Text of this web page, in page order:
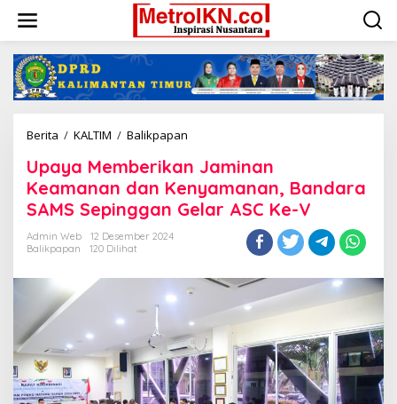
konten
Berita / KALTIM / Balikpapan
Jaminan
Keamanan
dan
Kenyamanan,
Gelar
ASC
V
Upaya Memberikan Jaminan
Keamanan dan Kenyamanan, Bandara
SAMS Sepinggan Gelar ASC Ke-V
Admin Web
12 Desember 2024
Balikpapan
120 Dilihat